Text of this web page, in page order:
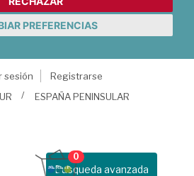
PREFERENCIAS
sesión
Registrarse
ESPAÑA PENINSULAR
Busqueda avanzada
0